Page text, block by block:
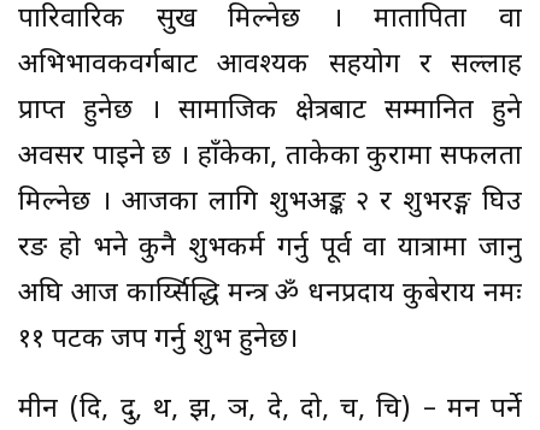
पारिवारिक सुख मिल्नेछ । मातापिता वा
अभिभावकवर्गबाट आवश्यक सहयोग र सल्लाह
प्राप्त हुनेछ । सामाजिक क्षेत्रबाट सम्मानित हुने
अवसर पाइने छ । हाँकेका, ताकेका कुरामा सफलता
मिल्नेछ । आजका लागि शुभअङ्क २ र शुभरङ्ग घिउ
रङ हो भने कुनै शुभकर्म गर्नु पूर्व वा यात्रामा जानु
अघि आज कार्य्सिद्धि मन्त्र ॐ धनप्रदाय कुबेराय नमः
११ पटक जप गर्नु शुभ हुनेछ।
मीन (दि, दु, थ, झ, ञ, दे, दो, च, चि) – मन पर्ने